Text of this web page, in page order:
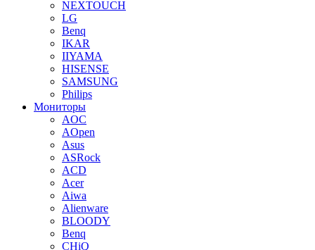
NEXTOUCH
LG
Benq
IKAR
IIYAMA
HISENSE
SAMSUNG
Philips
Мониторы
AOC
AOpen
Asus
ASRock
ACD
Acer
Aiwa
Alienware
BLOODY
Benq
CHiQ